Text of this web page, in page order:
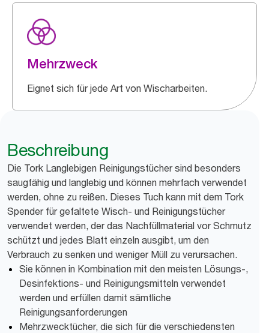
Mehrzweck
Eignet sich für jede Art von Wischarbeiten.
Beschreibung
Die Tork Langlebigen Reinigungstücher sind besonders
saugfähig und langlebig und können mehrfach verwendet
werden, ohne zu reißen. Dieses Tuch kann mit dem Tork
Spender für gefaltete Wisch- und Reinigungstücher
verwendet werden, der das Nachfüllmaterial vor Schmutz
schützt und jedes Blatt einzeln ausgibt, um den
Verbrauch zu senken und weniger Müll zu verursachen.
Sie können in Kombination mit den meisten Lösungs-,
Desinfektions- und Reinigungsmitteln verwendet
werden und erfüllen damit sämtliche
Reinigungsanforderungen
Mehrzwecktücher, die sich für die verschiedensten